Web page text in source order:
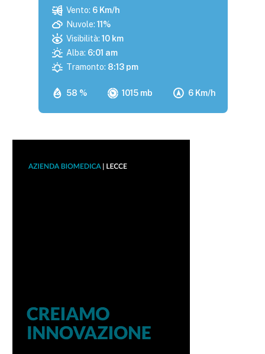
58 % 1015 mb 6 Km/h
Vento: 6 Km/h
Nuvole: 11%
Visibilità: 10 km
Alba: 6:01 am
Tramonto: 8:13 pm